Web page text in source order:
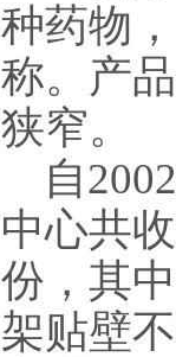
种药物
称。产
狭窄。
自
中心共
份，其
架贴壁